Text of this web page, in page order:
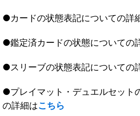
●カードの状態表記についての詳
●鑑定済カードの状態についての
●スリーブの状態表記についての
●プレイマット・デュエルセット
の詳細はこちら